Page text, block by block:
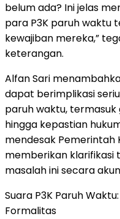
belum ada? Ini jelas
para P3K paruh waktu
kewajiban mereka,”
keterangan.
Alfan Sari
dapat berimplikasi
paruh waktu, termasuk
hingga kepastian
mendesak Pemerintah
memberikan klarifikasi
masalah ini secara
Suara P3K Paruh
Formalitas